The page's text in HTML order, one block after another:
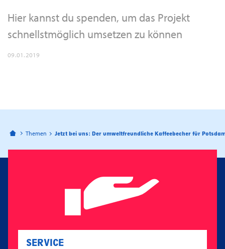
Hier kannst du spenden, um das Projekt
schnellstmöglich umsetzen zu können
09.01.2019
Bahnhofspassagen Potsdam
Themen Jetzt bei uns: Der umweltfreundliche Kaffeebecher für
SERVICE